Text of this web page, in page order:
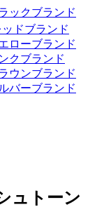
ュトーン